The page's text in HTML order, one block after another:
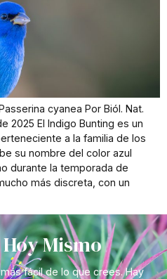
cyanea Por Biól. Nat.
2025 El Indigo Bunting es un
a la familia de los
su nombre del color azul
durante la temporada de
más discreta, con un
Mismo
fácil de lo que crees. Hay